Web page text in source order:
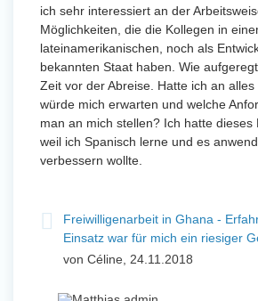
ich sehr interessiert an der
Möglichkeiten, die die Kollegen in
lateinamerikanischen, noch als
bekannten Staat haben. Wie
Zeit vor der Abreise. Hatte ich an alles
würde mich erwarten und welche
man an mich stellen? Ich hatte dieses
weil ich Spanisch lerne und es
verbessern wollte.
Freiwilligenarbeit in Ghana -
Einsatz war für mich ein riesiger
von Céline, 24.11.2018